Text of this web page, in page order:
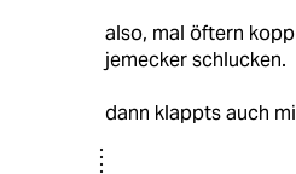
also, mal öftern
jemecker schlucken.
dann klappts auch